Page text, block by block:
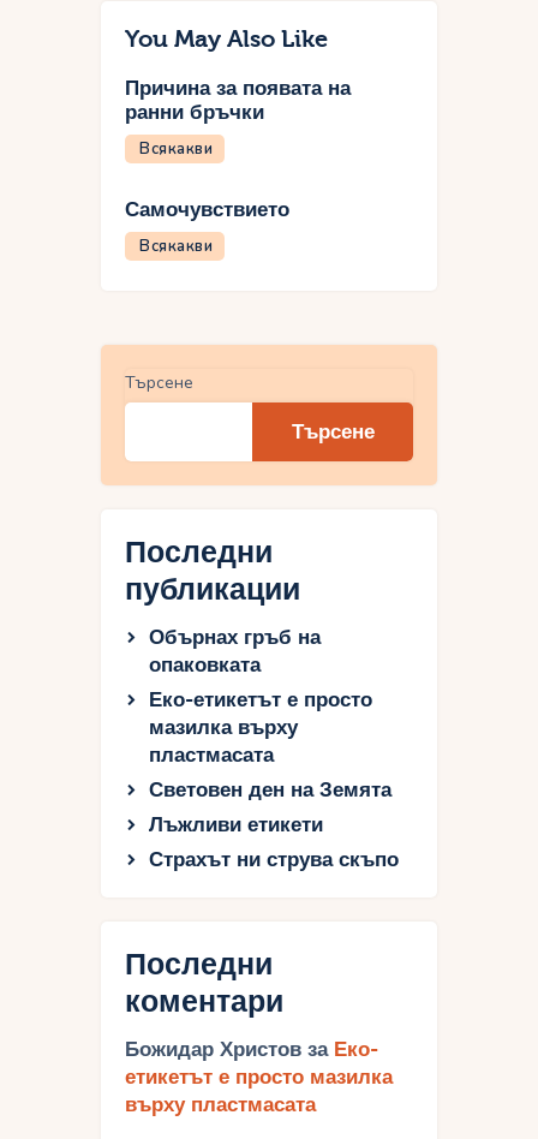
You May Also Like
Причина за появата на
ранни бръчки
Всякакви
Самочувствието
Всякакви
Търсене
Търсене
Последни
публикации
Обърнах гръб на
опаковката
Еко-етикетът е просто
мазилка върху
пластмасата
Световен ден на Земята
Лъжливи етикети
Страхът ни струва скъпо
Последни
коментари
Божидар Христов за Еко-
етикетът е просто мазилка
върху пластмасата